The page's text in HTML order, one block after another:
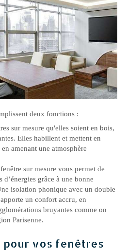
deux fonctions :
sur mesure qu'elles soient en bois,
Elles habillent et mettent en
amenant une atmosphère
sur mesure vous permet de
d’énergies grâce à une bonne
isolation phonique avec un double
un confort accru, en
bruyantes comme on
Parisenne.
pour vos fenêtres